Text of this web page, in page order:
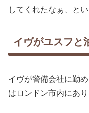
してくれたなぁ、と
イヴがユスフと
イヴが警備会社に勤
はロンドン市内にあり